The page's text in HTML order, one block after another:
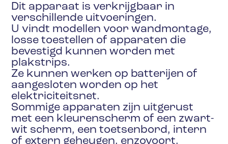
Dit apparaat is verkrijgbaar in
verschillende uitvoeringen.
U vindt modellen voor wandmontage,
losse toestellen of apparaten die
bevestigd kunnen worden met
plakstrips.
Ze kunnen werken op batterijen of
aangesloten worden op het
elektriciteitsnet.
Sommige apparaten zijn uitgerust
met een kleurenscherm of een zwart-
wit scherm, een toetsenbord, intern
of extern geheugen, enzovoort.